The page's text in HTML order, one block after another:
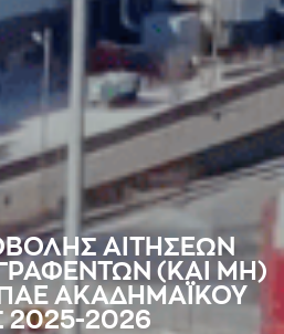
ΑΙΤΗΣΕΩΝ
(ΚΑΙ ΜΗ)
ΑΚΑΔΗΜΑΪΚΟΥ
2025-2026